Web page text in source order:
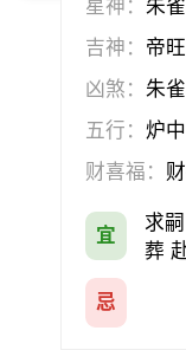
星神：朱雀
吉神： 帝
凶煞：朱雀
五行： 炉
财喜福：
宜
求
葬
忌